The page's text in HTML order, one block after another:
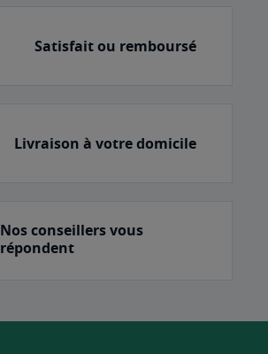
Satisfait ou remboursé
Livraison à votre domicile
Nos conseillers vous
répondent